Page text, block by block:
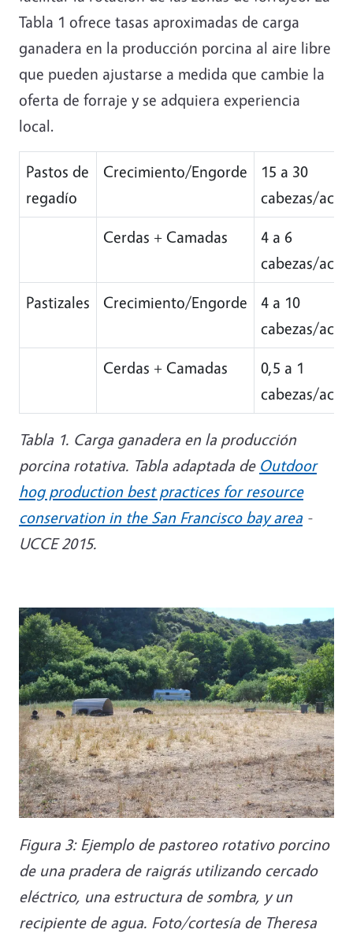
Tabla 1 ofrece tasas aproximadas de carga
ganadera en la producción porcina al aire libre
que pueden ajustarse a medida que cambie la
oferta de forraje y se adquiera experiencia
local.
Pastos de
regadío
Crecimiento/Engorde
15 a 30
cabezas/acre
Cerdas + Camadas
4 a 6
cabezas/acre
Pastizales
Crecimiento/Engorde
4 a 10
cabezas/acre
Cerdas + Camadas
0,5 a 1
cabezas/acre
Tabla 1. Carga ganadera en la producción
porcina rotativa. Tabla adaptada de Outdoor
hog production best practices for resource
conservation in the San Francisco bay area -
UCCE 2015.
Figura 3: Ejemplo de pastoreo rotativo porcino
de una pradera de raigrás utilizando cercado
eléctrico, una estructura de sombra, y un
recipiente de agua. Foto/cortesía de Theresa